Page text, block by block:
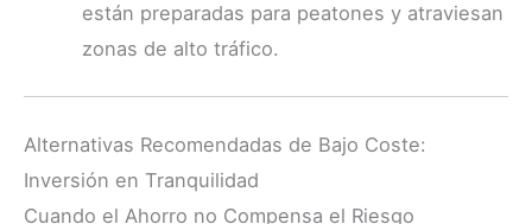
están preparadas para peatones y atraviesan
zonas de alto tráfico.
Alternativas Recomendadas de Bajo Coste:
Inversión en Tranquilidad
Cuando el Ahorro no Compensa el Riesgo